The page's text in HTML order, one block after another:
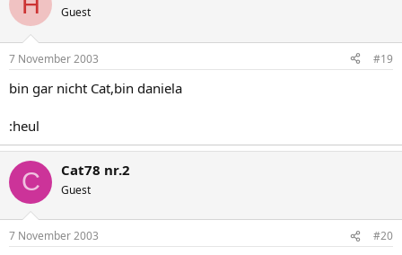
Guest
7 November 2003 #19
bin gar nicht Cat,bin daniela
:heul
C Cat78 nr.2
Guest
7 November 2003 #20